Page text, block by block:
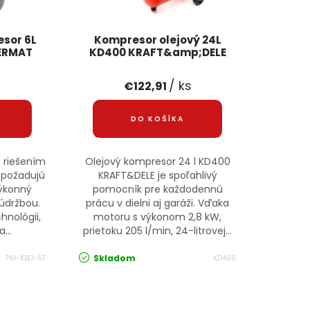
6L
riešením
PM-KBO-6T
Kompresor olejový 24L
KD400 KRAFT&amp;DELE
€122,91 / ks
DO KOŠÍKA
Olejový kompresor 24 l KD400
KRAFT&DELE je spoľahlivý
pomocník pre každodennú
prácu v dielni aj garáži. Vďaka
motoru s výkonom 2,8 kW,
prietoku 205 l/min, 24-litrovej...
Skladom KD400